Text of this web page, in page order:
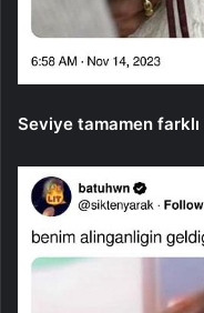
Seviye tamamen